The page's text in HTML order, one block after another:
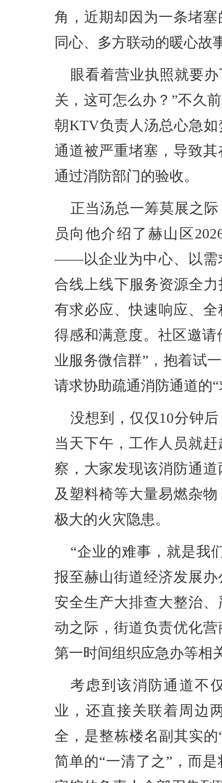
角，近期却因为一条堵
同心、多方联动的暖心故
眼看着营业执照就要
关，这可怎么办？”不久
朝KTV负责人汤总心急
通道被严重堵塞，导致
通过消防部门的验收。
正当汤总一筹莫展之
员向他介绍了赫山区
——以企业为中心、以需
合线上线下服务资源全
有求必应、快速响应、
得感和满意度。社区邀请
业服务微信群”，抱着试
请求协助疏通消防通道的
没想到，仅仅10分钟
当天下午，工作人员就
察，大家发现该消防通
及塑料椅等大量易燃杂
极大的火灾隐患。
“企业的难事，就是我
报至赫山街道经济发展
安全生产大排查大整治
动之际，街道负责优化
第一时间组织应急办等相
考虑到该消防通道不
业，还直接关联着周边
全，是整栋楼名副其实
简单的“一清了之”，而